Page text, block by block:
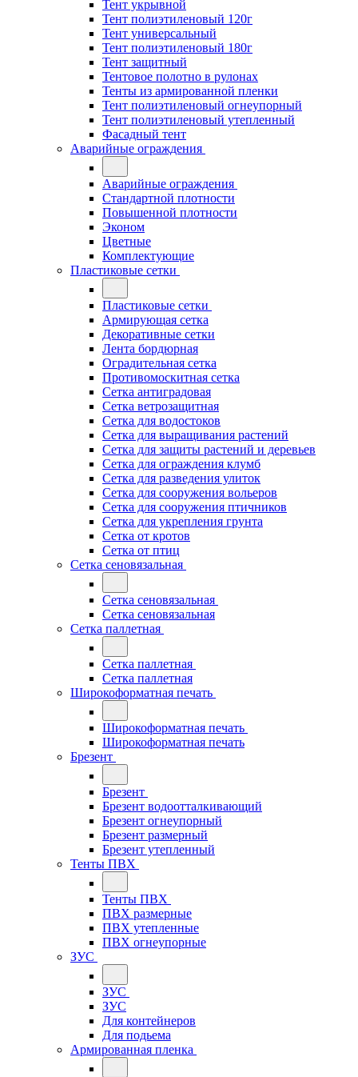
Тент укрывной
Тент полиэтиленовый 120г
Тент универсальный
Тент полиэтиленовый 180г
Тент защитный
Тентовое полотно в рулонах
Тенты из армированной пленки
Тент полиэтиленовый огнеупорный
Тент полиэтиленовый утепленный
Фасадный тент
Аварийные ограждения
Аварийные ограждения
Стандартной плотности
Повышенной плотности
Эконом
Цветные
Комплектующие
Пластиковые сетки
Пластиковые сетки
Армирующая сетка
Декоративные сетки
Лента бордюрная
Оградительная сетка
Противомоскитная сетка
Сетка антиградовая
Сетка ветрозащитная
Сетка для водостоков
Сетка для выращивания растений
Сетка для защиты растений и деревьев
Сетка для ограждения клумб
Сетка для разведения улиток
Сетка для сооружения вольеров
Сетка для сооружения птичников
Сетка для укрепления грунта
Сетка от кротов
Сетка от птиц
Сетка сеновязальная
Сетка сеновязальная
Сетка сеновязальная
Сетка паллетная
Сетка паллетная
Сетка паллетная
Широкоформатная печать
Широкоформатная печать
Широкоформатная печать
Брезент
Брезент
Брезент водоотталкивающий
Брезент огнеупорный
Брезент размерный
Брезент утепленный
Тенты ПВХ
Тенты ПВХ
ПВХ размерные
ПВХ утепленные
ПВХ огнеупорные
ЗУС
ЗУС
ЗУС
Для контейнеров
Для подьема
Армированная пленка